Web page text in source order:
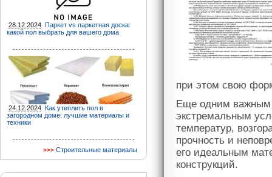
28.12.2024 Паркет vs паркетная доска:
какой пол выбрать для вашего дома
24.12.2024 Как утеплить пол в
загородном доме: лучшие материалы и
техники
Строительные материалы
при этом свою
Еще одним важным
экстремальным
температур,
прочность и
его идеальным
конструкций.